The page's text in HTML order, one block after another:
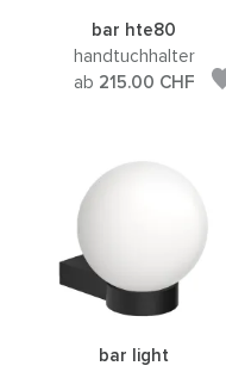
bar hte80
handtuchhalter
ab 215.00 CHF
bar light